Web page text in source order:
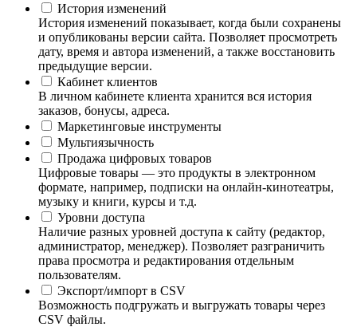
История изменений
История изменений показывает, когда были сохранены
и опубликованы версии сайта. Позволяет просмотреть
дату, время и автора изменений, а также восстановить
предыдущие версии.
Кабинет клиентов
В личном кабинете клиента хранится вся история
заказов, бонусы, адреса.
Маркетинговые инструменты
Мультиязычность
Продажа цифровых товаров
Цифровые товары — это продукты в электронном
формате, например, подписки на онлайн-кинотеатры,
музыку и книги, курсы и т.д.
Уровни доступа
Наличие разных уровней доступа к сайту (редактор,
администратор, менеджер). Позволяет разграничить
права просмотра и редактирования отдельным
пользователям.
Экспорт/импорт в CSV
Возможность подгружать и выгружать товары через
CSV файлы.